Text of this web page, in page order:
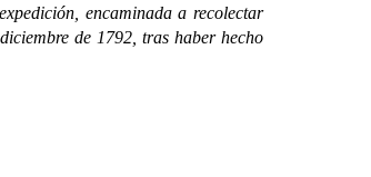
encaminada a recolectar
de 1792, tras haber hecho